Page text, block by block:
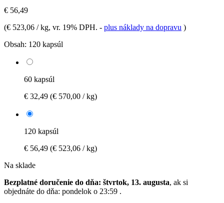
€ 56,49
(€ 523,06 / kg, vr. 19% DPH. - plus náklady na dopravu )
Obsah: 120 kapsúl
60 kapsúl
€ 32,49 (€ 570,00 / kg)
120 kapsúl
€ 56,49 (€ 523,06 / kg)
Na sklade
Bezplatné doručenie do dňa: štvrtok, 13. augusta, ak si
objednáte do dňa: pondelok o 23:59 .